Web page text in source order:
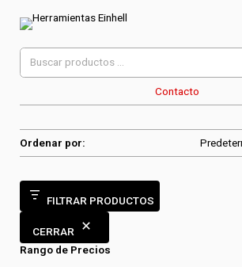
Herramientas Einhell
Distribuidor Oficial
Contacto
Buscar
por:
Ordenar por:
FILTRAR PRODUCTOS
CERRAR
Rango de Precios